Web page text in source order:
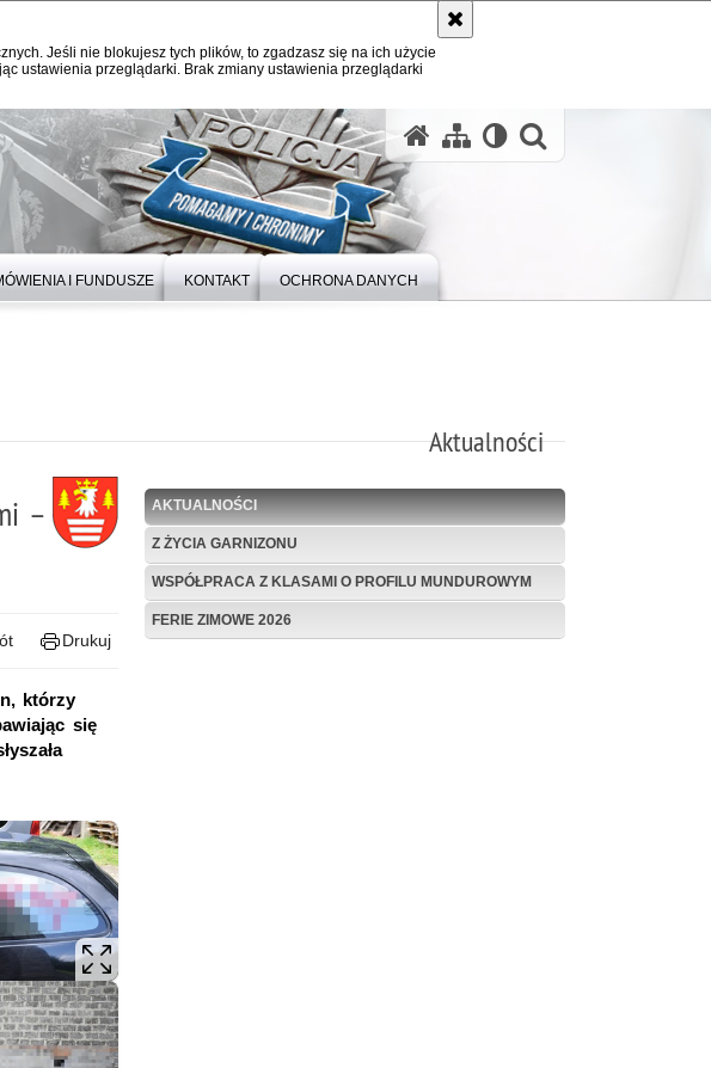
Jeśli nie blokujesz tych plików, to zgadzasz się na ich użycie
ustawienia przeglądarki. Brak zmiany ustawienia przeglądarki
I FUNDUSZE KONTAKT OCHRONA DANYCH
Aktualności
–
Drukuj
którzy
się
AKTUALNOŚCI
Z ŻYCIA GARNIZONU
WSPÓŁPRACA Z KLASAMI O PROFILU MUNDUROWYM
FERIE ZIMOWE 2026